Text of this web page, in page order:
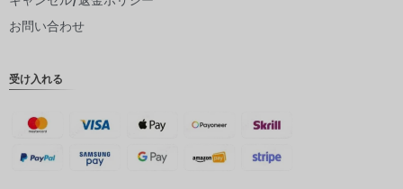
デンマー
ククロー
ネ
お問い合わせ
受け入れる